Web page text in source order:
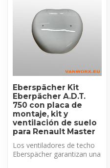
Eberspächer Kit
Eberpächer A.D.T.
750 con placa de
montaje, kit y
ventilación de suelo
para Renault Master
Los ventiladores de techo
Eberspächer garantizan una